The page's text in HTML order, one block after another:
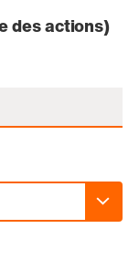
des actions)